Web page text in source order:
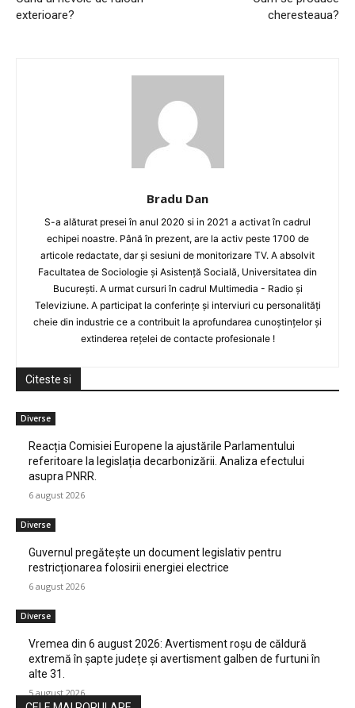
exterioare?
cheresteaua?
Bradu Dan
S-a alăturat presei în anul 2020 si in 2021 a activat în cadrul
echipei noastre. Până în prezent, are la activ peste 1700 de
articole redactate, dar și sesiuni de monitorizare TV. A absolvit
Facultatea de Sociologie și Asistență Socială, Universitatea din
București. A urmat cursuri în cadrul Multimedia - Radio și
Televiziune. A participat la conferințe și interviuri cu personalități
cheie din industrie ce a contribuit la aprofundarea cunoștințelor și
extinderea rețelei de contacte profesionale !
Citeste si
Diverse
Reacția Comisiei Europene la ajustările Parlamentului
referitoare la legislația decarbonizării. Analiza efectului
asupra PNRR.
6 august 2026
Diverse
Guvernul pregătește un document legislativ pentru
restricționarea folosirii energiei electrice
6 august 2026
Diverse
Vremea din 6 august 2026: Avertisment roșu de căldură
extremă în șapte județe și avertisment galben de furtuni în
alte 31.
5 august 2026